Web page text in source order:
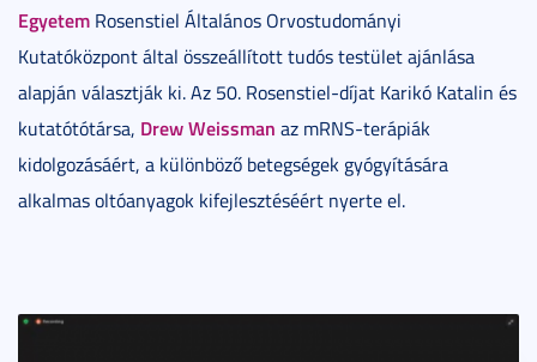
Egyetem Rosenstiel Általános Orvostudományi
Kutatóközpont által összeállított tudós testület ajánlása
alapján választják ki. Az 50. Rosenstiel-díjat Karikó Katalin és
kutatótótársa, Drew Weissman az mRNS-terápiák
kidolgozásáért, a különböző betegségek gyógyítására
alkalmas oltóanyagok kifejlesztéséért nyerte el.